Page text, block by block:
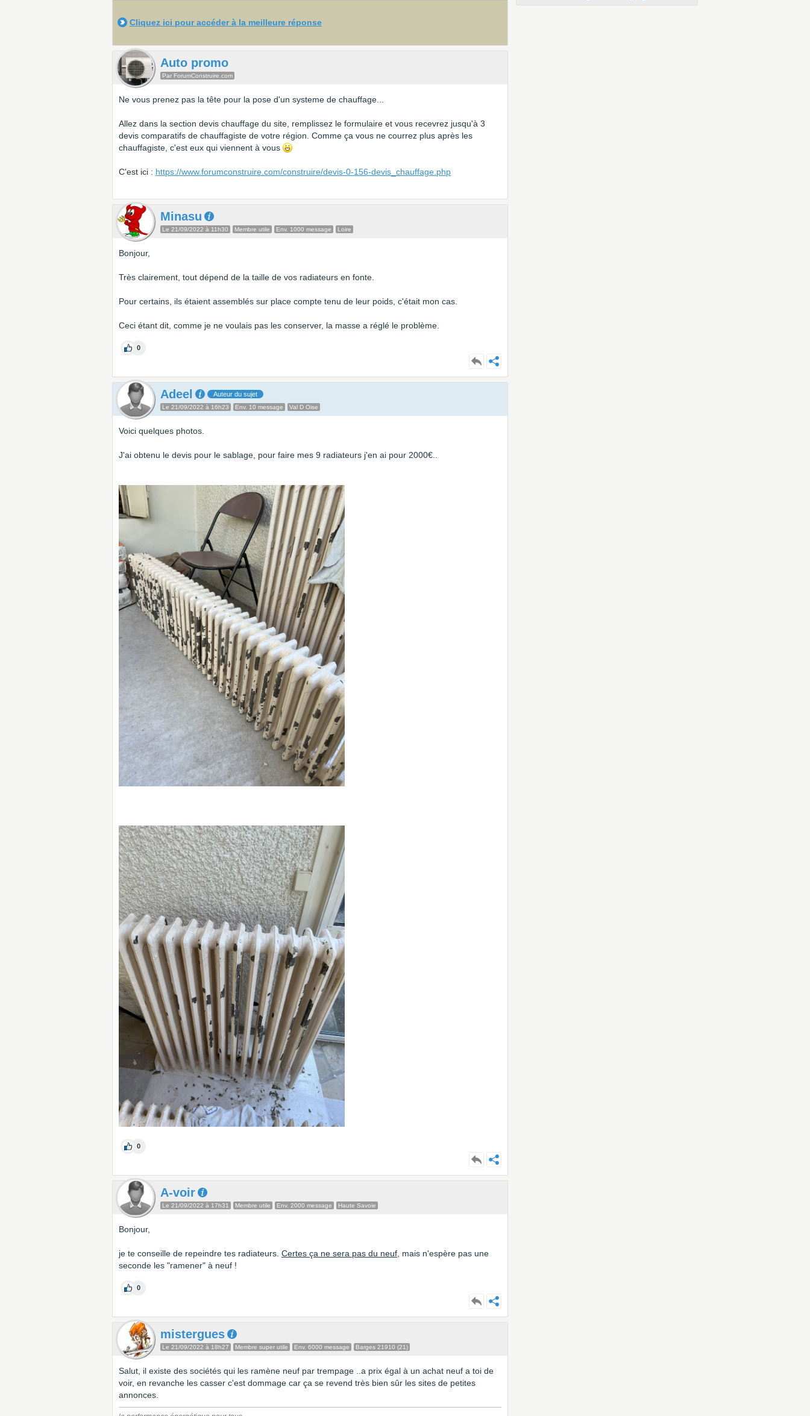
Cliquez ici pour accéder à la meilleure réponse
Auto promo
Par ForumConstruire.com
Ne vous prenez pas la tête pour la pose d'un systeme de chauffage...
Allez dans la section devis chauffage du site, remplissez le formulaire et vous recevrez jusqu'à 3
devis comparatifs de chauffagiste de votre région. Comme ça vous ne courrez plus après les
chauffagiste, c'est eux qui viennent à vous
C'est ici : https://www.forumconstruire.com/construire/devis-0-156-devis_chauffage.php
Minasu
Le 21/09/2022 à 11h30 Membre utile Env. 1000 message Loire
Bonjour,
Très clairement, tout dépend de la taille de vos radiateurs en fonte.
Pour certains, ils étaient assemblés sur place compte tenu de leur poids, c'était mon cas.
Ceci étant dit, comme je ne voulais pas les conserver, la masse a réglé le problème.
0
Adeel Auteur du sujet
Le 21/09/2022 à 16h23 Env. 10 message Val D Oise
Voici quelques photos.
J'ai obtenu le devis pour le sablage, pour faire mes 9 radiateurs j'en ai pour 2000€..
0
A-voir
Le 21/09/2022 à 17h31 Membre utile Env. 2000 message Haute Savoie
Bonjour,
je te conseille de repeindre tes radiateurs. Certes ça ne sera pas du neuf , mais n'espère pas une
seconde les "ramener" à neuf !
0
mistergues
Le 21/09/2022 à 18h27 Membre super utile Env. 6000 message Barges 21910 (21)
Salut, il existe des sociétés qui les ramène neuf par trempage ..a prix égal à un achat neuf a toi de
voir, en revanche les casser c'est dommage car ça se revend très bien sûr les sites de petites
annonces.